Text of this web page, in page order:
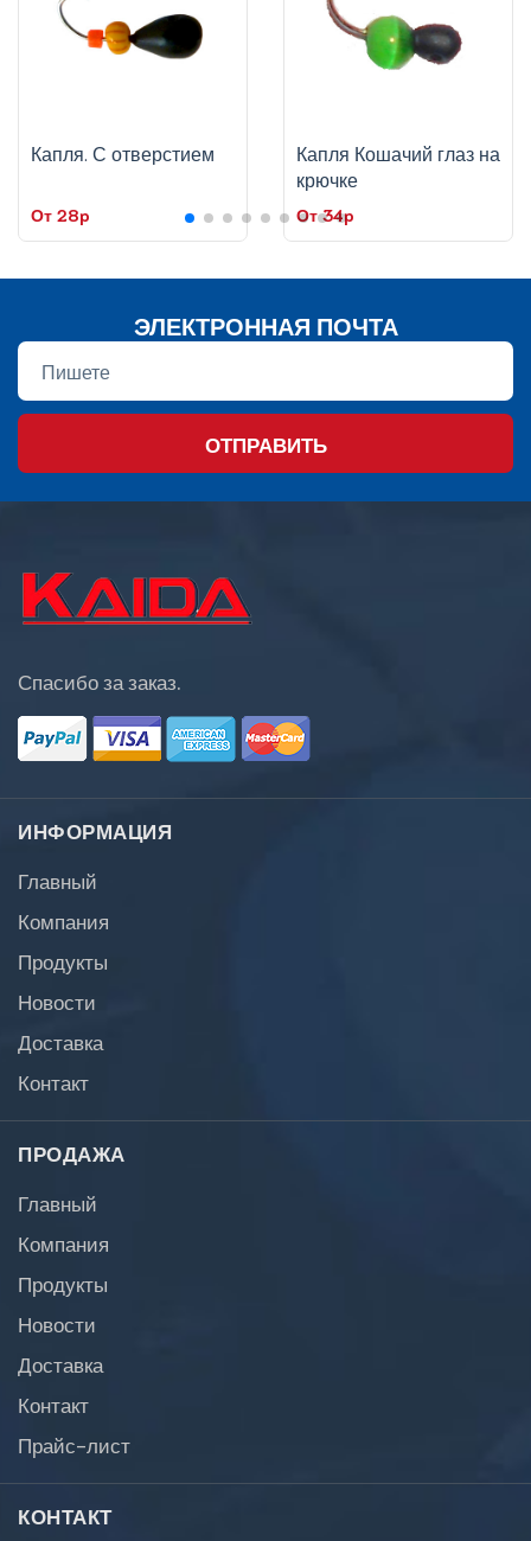
Капля. С отверстием
От 28p
Капля Кошачий глаз на
крючке
От 34p
ЭЛЕКТРОННАЯ ПОЧТА
ОТПРАВИТЬ
Спасибо за заказ.
ИНФОРМАЦИЯ
Главный
Компания
Продукты
Новости
Доставка
Контакт
ПРОДАЖА
Главный
Компания
Продукты
Новости
Доставка
Контакт
Прайс-лист
КОНТАКТ